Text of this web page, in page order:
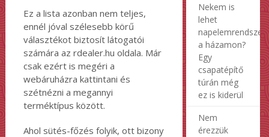
Ez a lista azonban nem teljes,
ennél jóval szélesebb körű
választékot biztosít látogatói
számára az rdealer.hu oldala. Már
csak ezért is megéri a
webáruházra kattintani és
szétnézni a megannyi
terméktípus között.
Ahol sütés-főzés folyik, ott bizony
Nekem is
lehet
napelemrendszer
a házamon?
Egy
csapatépítő
túrán még
ez is kiderül
Nem
érezzük